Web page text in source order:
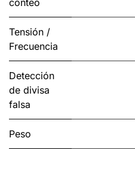
Tensión /
Frecuencia
Detección
de divisa
falsa
Peso